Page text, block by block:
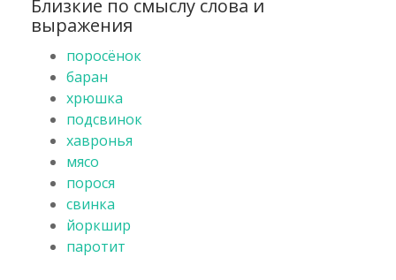
Близкие по смыслу слова и
выражения
поросёнок
баран
хрюшка
подсвинок
хавронья
мясо
порося
свинка
йоркшир
паротит